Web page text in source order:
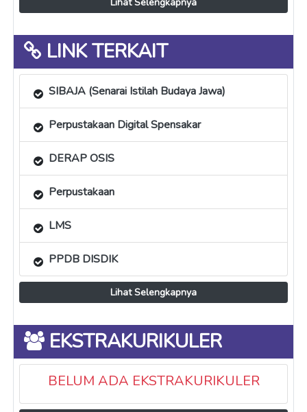
LINK TERKAIT
SIBAJA (Senarai Istilah Budaya Jawa)
Perpustakaan Digital Spensakar
DERAP OSIS
Perpustakaan
LMS
PPDB DISDIK
Lihat Selengkapnya
EKSTRAKURIKULER
BELUM ADA EKSTRAKURIKULER